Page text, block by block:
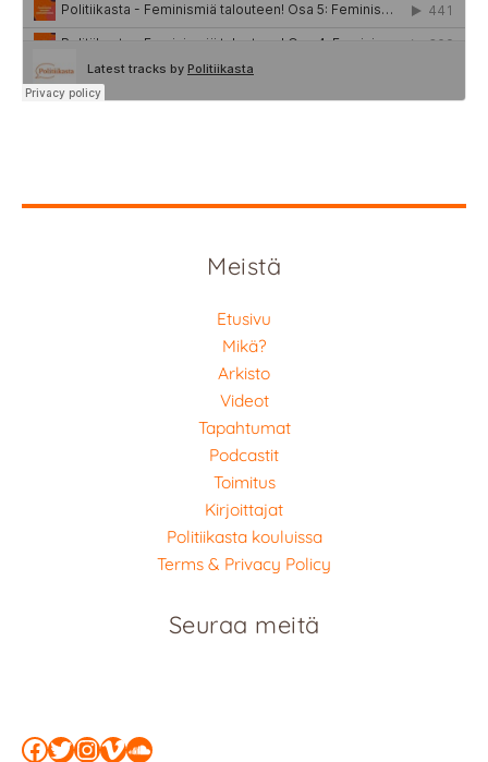
Meistä
Etusivu
Mikä?
Arkisto
Videot
Tapahtumat
Podcastit
Toimitus
Kirjoittajat
Politiikasta kouluissa
Terms & Privacy Policy
Seuraa meitä
Facebook
Twitter
Instagram
Vimeo
SoundCloud